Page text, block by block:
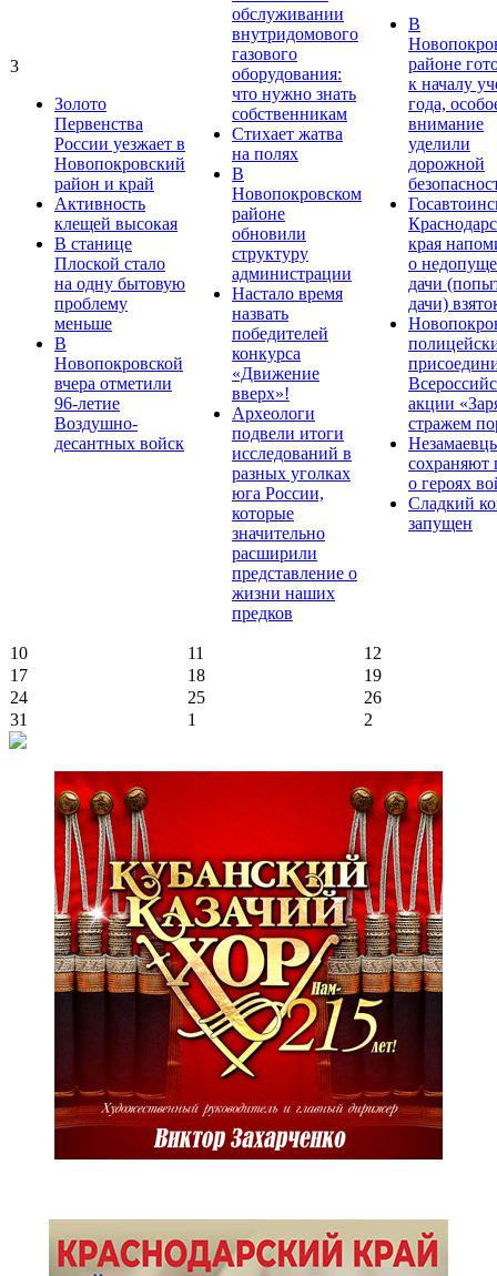
3
Золото
Первенства
России уезжает в
Новопокровский
район и край
Активность
клещей высокая
В станице
Плоской стало
на одну бытовую
проблему
меньше
В
Новопокровской
вчера отметили
96-летие
Воздушно-
десантных войск
обслуживании
внутридомового
газового
оборудования:
что нужно знать
собственникам
Стихает жатва
на полях
В
Новопокровском
районе
обновили
структуру
администрации
Настало время
назвать
победителей
конкурса
«Движение
вверх»!
Археологи
подвели итоги
исследований в
разных уголках
юга России,
которые
значительно
расширили
представление о
жизни наших
предков
В
районе
к началу
года,
внимание
уделили
дорожной
края
о
дачи
дачи)
акции
стражем
сохраняют
о героях
Сладкий
запущен
10 11
12
17
18
19
24
25
26
31
1 2